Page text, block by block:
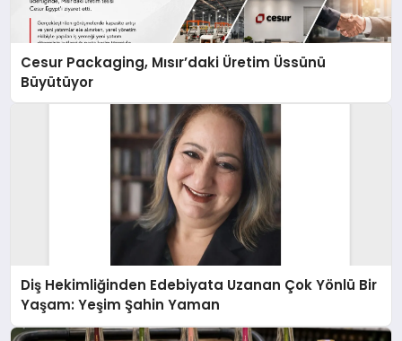
Cesur Packaging, Mısır’daki Üretim Üssünü
Büyütüyor
Diş Hekimliğinden Edebiyata Uzanan Çok Yönlü Bir
Yaşam: Yeşim Şahin Yaman